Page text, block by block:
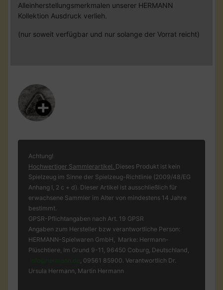
Alleinherstellungsmerkmalen unserer HERMANN
Kollektion Ausdruck verlieh.
(nur soweit verfügbar und nur solange der Vorrat reicht)
Achtung!
Hochwertiger Sammlerartikel. Dieses Produkt ist kein
Spielzeug im Sinne der Spielzeug-Richtlinie (2009/48/EG
Anhang I, 2 c + d). Dieser Artikel ist ausschließlich für
erwachsene Sammler im Alter von mindestens 14 Jahre
bestimmt.
GPSR-Pflichtangaben nach Art. 19 GPSR
Angaben zum Hersteller bzw verantwortliche Person:
HERMANN-Spielwaren GmbH, Marke: Hermann-
Plüschtiere, Im Grund 9-11, 96450 Coburg, Deutschland,
, 09561 85900. Verantwortlich Dr.
Ursula Hermann, Martin Hermann